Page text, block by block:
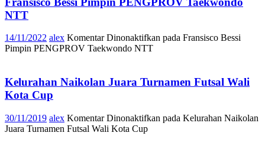
NTT
14/11/2022 alex Komentar Dinonaktifkan pada Fransisco Bessi
Pimpin PENGPROV Taekwondo NTT
Kelurahan Naikolan Juara Turnamen Futsal Wali
Kota Cup
30/11/2019 alex Komentar Dinonaktifkan pada Kelurahan Naikolan
Juara Turnamen Futsal Wali Kota Cup